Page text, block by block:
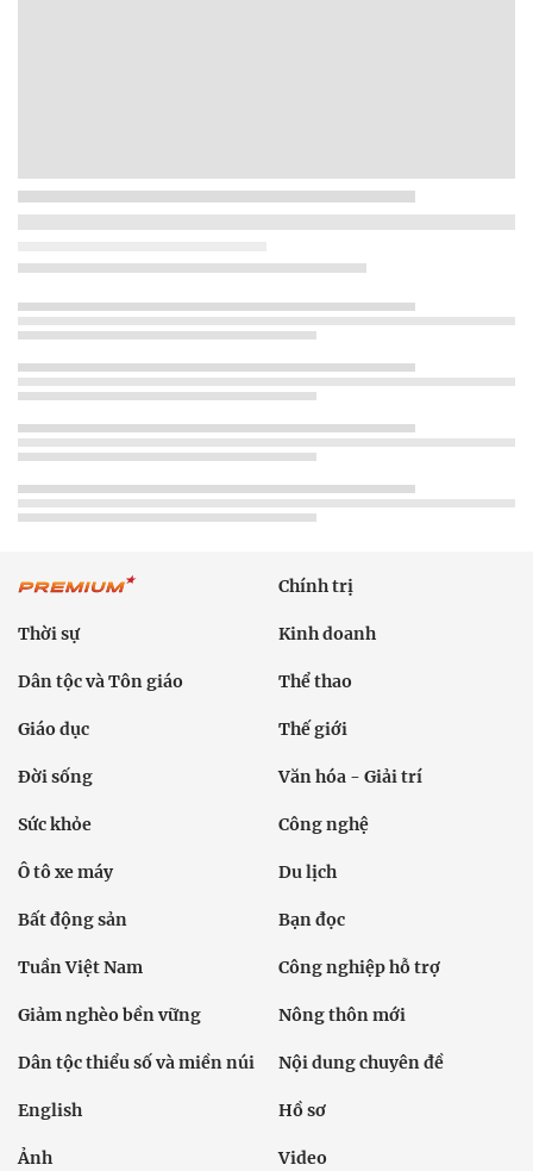
Chính trị
Thời sự Kinh doanh
Dân tộc và Tôn giáo Thể thao
Giáo dục Thế giới
Đời sống Văn hóa - Giải trí
Sức khỏe Công nghệ
Ô tô xe máy Du lịch
Bất động sản Bạn đọc
Tuần Việt Nam Công nghiệp hỗ trợ
Giảm nghèo bền vững Nông thôn mới
Dân tộc thiểu số và miền núi Nội dung chuyên đề
English Hồ sơ
Ảnh Video